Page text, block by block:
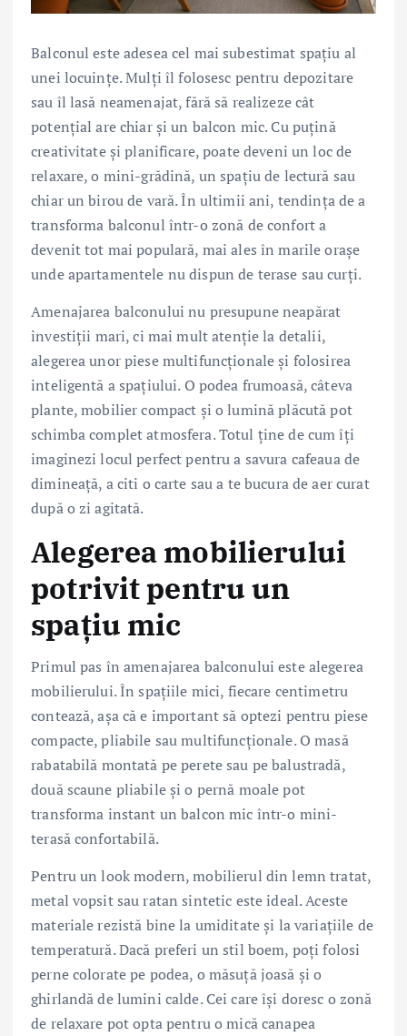
Balconul este adesea cel mai subestimat spațiu al
unei locuințe. Mulți îl folosesc pentru depozitare
sau îl lasă neamenajat, fără să realizeze cât
potențial are chiar și un balcon mic. Cu puțină
creativitate și planificare, poate deveni un loc de
relaxare, o mini-grădină, un spațiu de lectură sau
chiar un birou de vară. În ultimii ani, tendința de a
transforma balconul într-o zonă de confort a
devenit tot mai populară, mai ales în marile orașe
unde apartamentele nu dispun de terase sau curți.
Amenajarea balconului nu presupune neapărat
investiții mari, ci mai mult atenție la detalii,
alegerea unor piese multifuncționale și folosirea
inteligentă a spațiului. O podea frumoasă, câteva
plante, mobilier compact și o lumină plăcută pot
schimba complet atmosfera. Totul ține de cum îți
imaginezi locul perfect pentru a savura cafeaua de
dimineață, a citi o carte sau a te bucura de aer curat
după o zi agitată.
Alegerea mobilierului
potrivit pentru un
spațiu mic
Primul pas în amenajarea balconului este alegerea
mobilierului. În spațiile mici, fiecare centimetru
contează, așa că e important să optezi pentru piese
compacte, pliabile sau multifuncționale. O masă
rabatabilă montată pe perete sau pe balustradă,
două scaune pliabile și o pernă moale pot
transforma instant un balcon mic într-o mini-
terasă confortabilă.
Pentru un look modern, mobilierul din lemn tratat,
metal vopsit sau ratan sintetic este ideal. Aceste
materiale rezistă bine la umiditate și la variațiile de
temperatură. Dacă preferi un stil boem, poți folosi
perne colorate pe podea, o măsuță joasă și o
ghirlandă de lumini calde. Cei care își doresc o zonă
de relaxare pot opta pentru o mică canapea